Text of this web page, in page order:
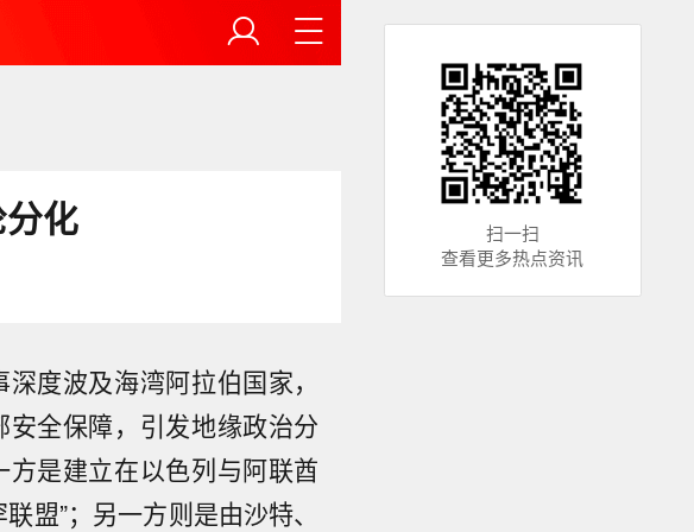
化
度波及海湾阿拉伯国家，
全保障，引发地缘政治分
是建立在以色列与阿联酋
盟”；另一方则是由沙特、
扫一扫
查看更多热点资讯